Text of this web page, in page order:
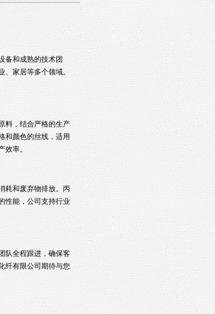
备和成熟的技术团
、家居等多个领域。
料，结合严格的生产
和颜色的丝线，适用
效率。
耗和废弃物排放。丙
性能，公司支持行业
队全程跟进，确保客
纤有限公司期待与您